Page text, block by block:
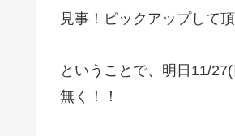
見事！ピックアップして
ということで、明日11/
無く！！